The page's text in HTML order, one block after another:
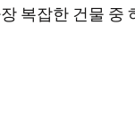
복잡한 건물 중